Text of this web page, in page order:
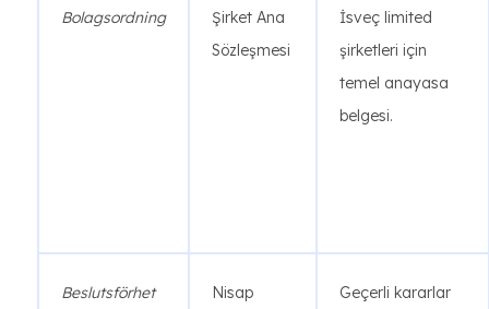
Bolagsordning
Şirket Ana
Sözleşmesi
İsveç limited
şirketleri için
temel anayasa
belgesi.
Beslutsförhet Nisap
Geçerli kararlar